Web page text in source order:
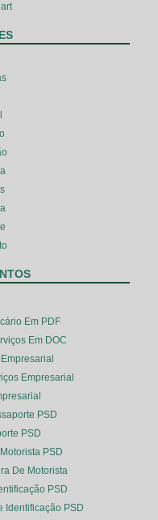
Em PDF
Em DOC
Empresarial
PSD
PSD
PSD
De Motorista
PSD
Identificação PSD